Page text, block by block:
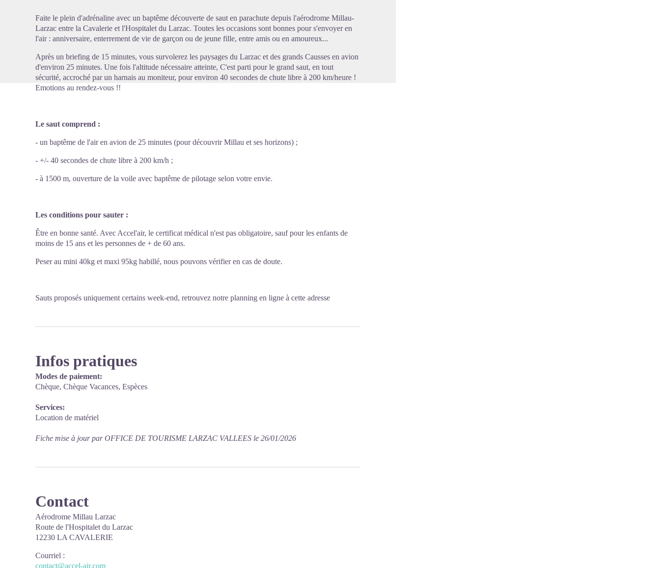
Faite le plein d'adrénaline avec un baptême découverte de saut en parachute depuis l'aérodrome Millau-
Larzac entre la Cavalerie et l'Hospitalet du Larzac. Toutes les occasions sont bonnes pour s'envoyer en
l'air : anniversaire, enterrement de vie de garçon ou de jeune fille, entre amis ou en amoureux...
Après un briefing de 15 minutes, vous survolerez les paysages du Larzac et des grands Causses en avion
d'environ 25 minutes. Une fois l'altitude nécessaire atteinte, C'est parti pour le grand saut, en tout
sécurité, accroché par un harnais au moniteur, pour environ 40 secondes de chute libre à 200 km/heure !
Emotions au rendez-vous !!
Le saut comprend :
- un baptême de l'air en avion de 25 minutes (pour découvrir Millau et ses horizons) ;
- +/- 40 secondes de chute libre à 200 km/h ;
- à 1500 m, ouverture de la voile avec baptême de pilotage selon votre envie.
Les conditions pour sauter :
Être en bonne santé. Avec Accel'air, le certificat médical n'est pas obligatoire, sauf pour les enfants de
moins de 15 ans et les personnes de + de 60 ans.
Peser au mini 40kg et maxi 95kg habillé, nous pouvons vérifier en cas de doute.
Sauts proposés uniquement certains week-end, retrouvez notre planning en ligne à cette adresse
Infos pratiques
Modes de paiement:
Chèque, Chèque Vacances, Espèces
Services:
Location de matériel
Fiche mise à jour par OFFICE DE TOURISME LARZAC VALLEES le 26/01/2026
Contact
Aérodrome Millau Larzac
Route de l'Hospitalet du Larzac
12230 LA CAVALERIE
Courriel :
contact@accel-air.com